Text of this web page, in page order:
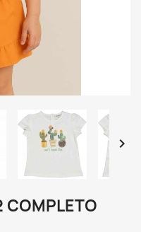

COMPLETO